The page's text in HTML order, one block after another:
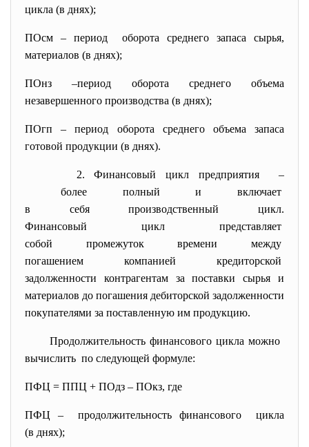
цикла (в днях);
ПОсм – период оборота среднего запаса сырья,
материалов (в днях);
ПОнз –период оборота среднего объема
незавершенного производства (в днях);
ПОгп – период оборота среднего объема запаса
готовой продукции (в днях).
2. Финансовый цикл предприятия –
более полный и включает
в себя производственный цикл.
Финансовый цикл представляет
собой промежуток времени между
погашением компанией кредиторской
задолженности контрагентам за поставки сырья и
материалов до погашения дебиторской задолженности
покупателями за поставленную им продукцию.
Продолжительность финансового цикла можно
вычислить по следующей формуле:
ПФЦ = ППЦ + ПОдз – ПОкз, где
ПФЦ – продолжительность финансового цикла
(в днях);